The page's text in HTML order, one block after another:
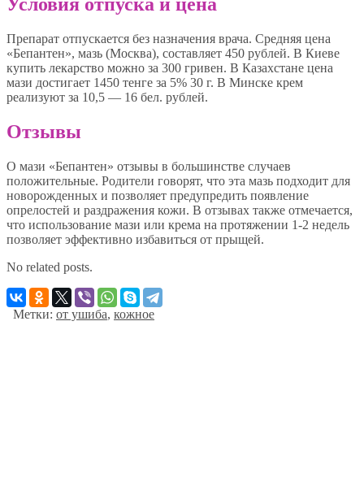
Препарат отпускается без назначения врача. Средняя цена
«Бепантен», мазь (Москва), составляет 450 рублей. В Киеве
купить лекарство можно за 300 гривен. В Казахстане цена
мази достигает 1450 тенге за 5% 30 г. В Минске крем
реализуют за 10,5 — 16 бел. рублей.
Отзывы
О мази «Бепантен» отзывы в большинстве случаев
положительные. Родители говорят, что эта мазь подходит для
новорожденных и позволяет предупредить появление
опрелостей и раздражения кожи. В отзывах также отмечается,
что использование мази или крема на протяжении 1-2 недель
позволяет эффективно избавиться от прыщей.
No related posts.
Метки: от ушиба, кожное